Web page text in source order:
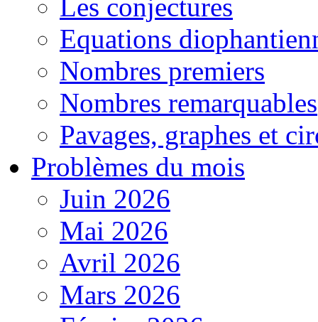
Les conjectures
Equations
Nombres premiers
Nombres remarquables
Pavages, graphes et
Problèmes du mois
Juin 2026
Mai 2026
Avril 2026
Mars 2026